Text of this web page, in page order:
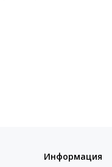
Информация